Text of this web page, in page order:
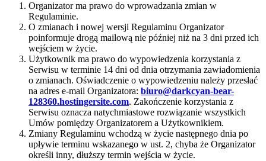
Organizator ma prawo do wprowadzania zmian w
Regulaminie.
O zmianach i nowej wersji Regulaminu Organizator
poinformuje drogą mailową nie później niż na 3 dni przed ich
wejściem w życie.
Użytkownik ma prawo do wypowiedzenia korzystania z
Serwisu w terminie 14 dni od dnia otrzymania zawiadomienia
o zmianach. Oświadczenie o wypowiedzeniu należy przesłać
na adres e-mail Organizatora: biuro@darkcyan-bear-
128360.hostingersite.com. Zakończenie korzystania z
Serwisu oznacza natychmiastowe rozwiązanie wszystkich
Umów pomiędzy Organizatorem a Użytkownikiem.
Zmiany Regulaminu wchodzą w życie następnego dnia po
upływie terminu wskazanego w ust. 2, chyba że Organizator
określi inny, dłuższy termin wejścia w życie.